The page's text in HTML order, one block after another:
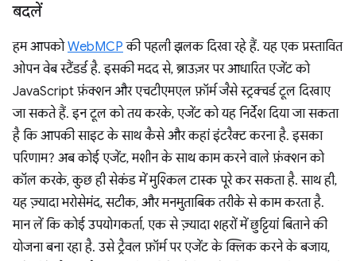
बदलें
हम आपकोWebMCP की पहली झलक दिखा रहे हैं. यह एक प्रस्तावित
ओपन वेब स्टैंडर्ड है. इसकी मदद से, ब्राउज़र पर आधारित एजेंट को
JavaScript फ़ंक्शन और एचटीएमएल फ़ॉर्म जैसे स्ट्रक्चर्ड टूल दिखाए
जा सकते हैं. इन टूल को तय करके, एजेंट को यह निर्देश दिया जा सकता
है कि आपकी साइट के साथ कैसे और कहां इंटरैक्ट करना है. इसका
परिणाम? अब कोई एजेंट, मशीन के साथ काम करने वाले फ़ंक्शन को
कॉल करके, कुछ ही सेकंड में मुश्किल टास्क पूरे कर सकता है. साथ ही,
यह ज़्यादा भरोसेमंद, सटीक, और मनमुताबिक तरीके से काम करता है.
मान लें कि कोई उपयोगकर्ता, एक से ज़्यादा शहरों में छुट्टियां बिताने की
योजना बना रहा है. उसे ट्रैवल फ़ॉर्म पर एजेंट के क्लिक करने के बजाय,